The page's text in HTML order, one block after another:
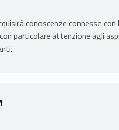
conoscenze connesse
particolare attenzione agli